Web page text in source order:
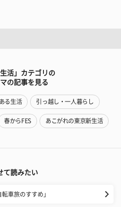
生活」カテゴリの
の記事を見る
る生活 引っ越し・一人暮らし
春からFES あこがれの東京新生活
て読みたい
車旅のすすめ」